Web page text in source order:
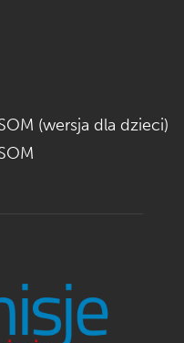
(wersja dla dzieci)